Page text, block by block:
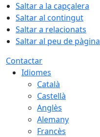
Saltar a la capçalera
Saltar al contingut
Saltar a relacionats
Saltar al peu de pàgina
Contactar
Idiomes
Català
Castellà
Anglès
Alemany
Francès